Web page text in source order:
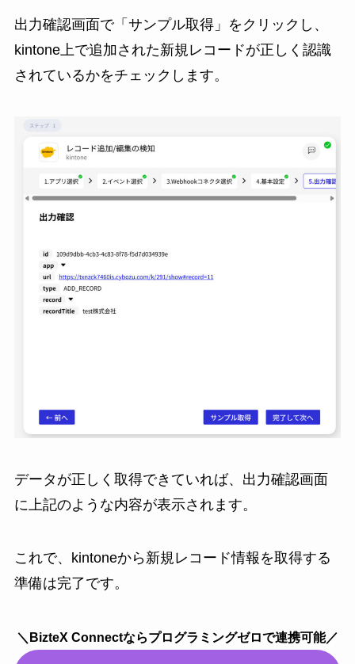
出力確認画面で「サンプル取得」をクリックし、
kintone上で追加された新規レコードが正しく認識
されているかをチェックします。
データが正しく取得できていれば、出力確認画面
に上記のような内容が表示されます。
これで、kintoneから新規レコード情報を取得する
準備は完了です。
＼BizteX Connectならプログラミングゼロで連携可能／